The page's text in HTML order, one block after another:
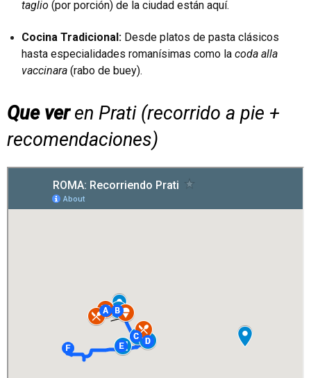
taglio (por porción) de la ciudad están aquí.
Cocina Tradicional: Desde platos de pasta clásicos
hasta especialidades romanísimas como la coda alla
vaccinara (rabo de buey).
Que veren Prati (recorrido a pie +
recomendaciones)